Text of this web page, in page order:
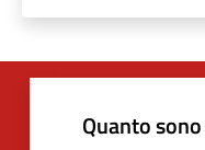
Quanto